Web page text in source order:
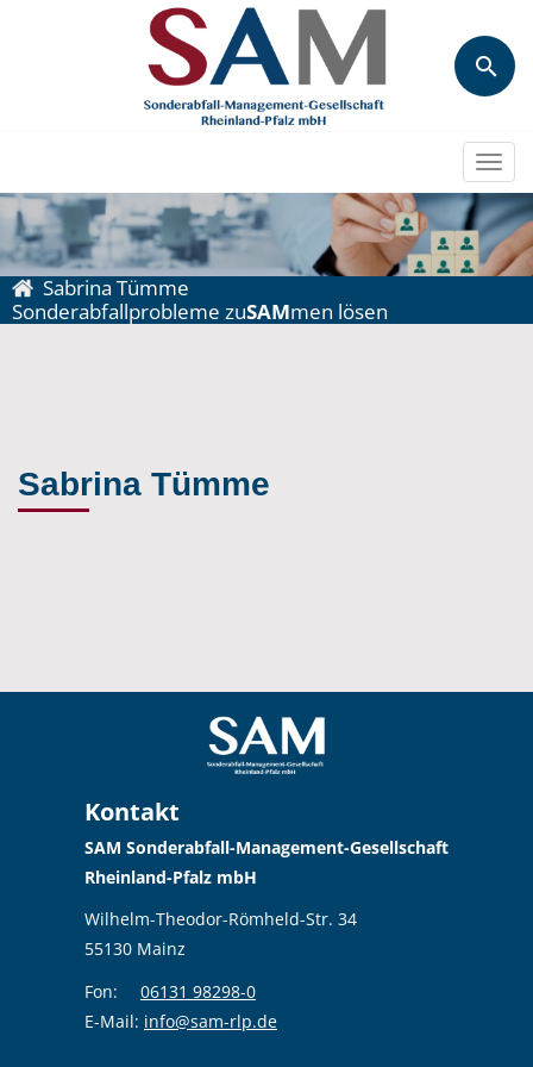
Sabrina Tümme
Sonderabfallprobleme zuSAMmen lösen
Sabrina Tümme
Kontakt
SAM Sonderabfall-Management-Gesellschaft
Rheinland-Pfalz mbH
Wilhelm-Theodor-Römheld-Str. 34
55130 Mainz
Fon:
06131 98298-0
E-Mail: info@sam-rlp.de